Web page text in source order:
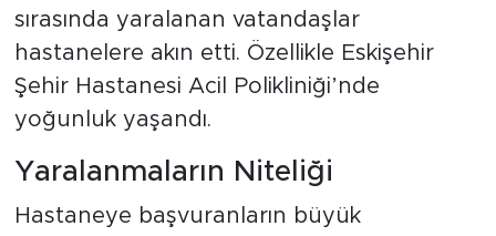
sırasında yaralanan vatandaşlar
hastanelere akın etti. Özellikle Eskişehir
Şehir Hastanesi Acil Polikliniği’nde
yoğunluk yaşandı.
Yaralanmaların Niteliği
Hastaneye başvuranların büyük